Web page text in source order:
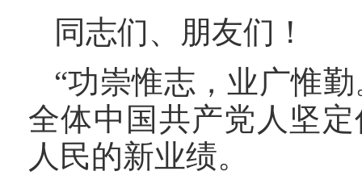
同志们、朋友们！
“功崇惟志，业广惟
全体中国共产党人坚
人民的新业绩。